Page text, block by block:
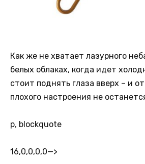
Как же не хватает лазурного
белых облаках, когда идет
стоит поднять глаза вверх – и
плохого настроения не
p, blockquote
16,0,0,0,0—>